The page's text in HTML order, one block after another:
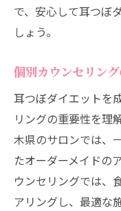
で、安心して耳つぼ
しょう。
個別カウンセリン
耳つぼダイエットを
リングの重要性を理
木県のサロンでは、
たオーダーメイドの
ウンセリングでは、
アリングし、最適な